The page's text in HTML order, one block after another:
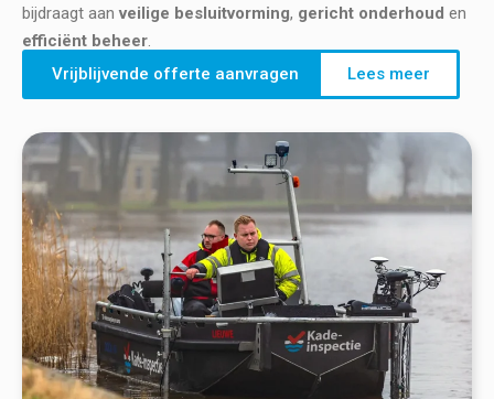
bijdraagt aanveilige besluitvorming, gericht onderhoud en
efficiënt beheer.
Vrijblijvende offerte aanvragen
Lees meer